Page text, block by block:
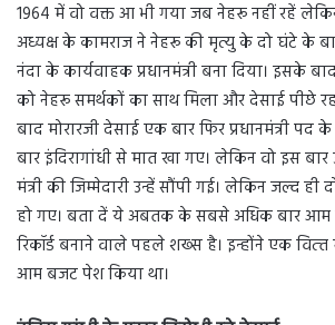
1964 में वो वक्त आ भी गया जब नेहरू नहीं रहें लेकिन
अध्यक्ष के कामराज ने नेहरू की मृत्यु के दो घंटे के
नंदा के कार्यवाहक प्रधानमंत्री बना दिया। इसके
को नेहरू समर्थकों का साथ मिला और देसाई पीछे
बाद मोरारजी देसाई एक बार फिर प्रधानमंत्री पद
बार इंदिरागांधी से मात खा गए। लेकिन वो इस बार
मंत्री की जिम्मेदारी उन्हें सौंपी गई। लेकिन जल्द
हो गए। बता दें ये अबतक के सबसे अधिक बार
रिकॉर्ड बनाने वाले पहले शख्स है। इन्होंने एक वित्‍त
आम बजट पेश किया था।